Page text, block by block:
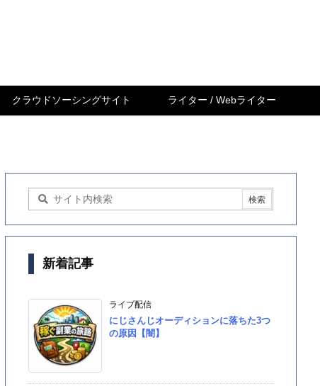
クラウドソーシングサイト ライター / Webライター
新着記事
ライブ配信
にじさんじオーディションに落ちた3つ
の原因【闇】